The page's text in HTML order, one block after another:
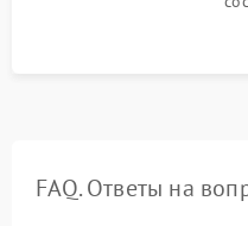
FAQ. Ответы на